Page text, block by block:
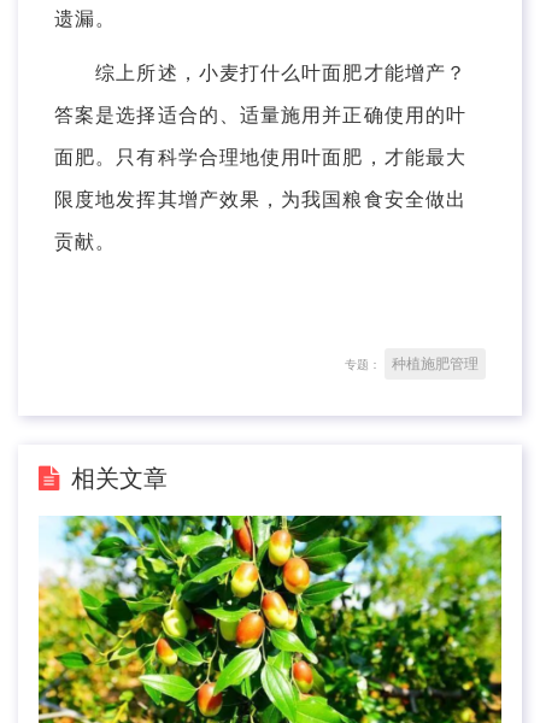
遗漏。
综上所述，小麦打什么叶面肥才能增产？
答案是选择适合的、适量施用并正确使用的叶
面肥。只有科学合理地使用叶面肥，才能最大
限度地发挥其增产效果，为我国粮食安全做出
贡献。
专题： 种植施肥管理
相关文章